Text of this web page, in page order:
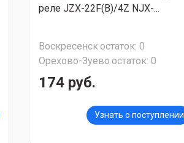
реле JZX-22F(B)/4Z NJX-...
Воскресенскостаток: 0
Орехово-Зуево остаток: 0
174 руб.
Узнать о поступлении